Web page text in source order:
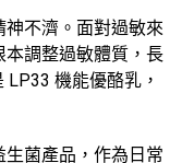
不濟。面對過敏來
調整過敏體質，長
機能優酪乳，
菌產品，作為日常